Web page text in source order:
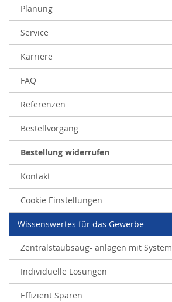
Planung
Service
Karriere
FAQ
Referenzen
Bestellvorgang
Bestellung widerrufen
Kontakt
Cookie Einstellungen
Wissenswertes für das Gewerbe
Zentralstaubsaug- anlagen mit System
Individuelle Lösungen
Effizient Sparen